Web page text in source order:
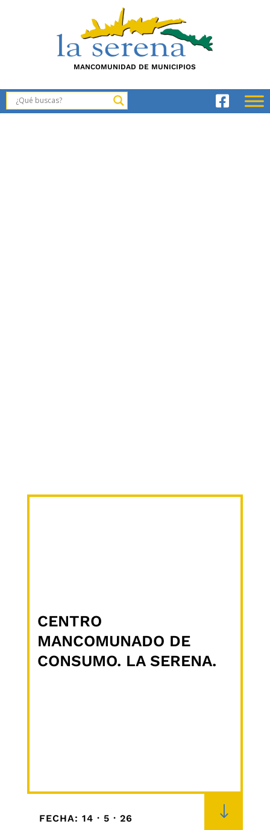
MANCOMUNIDAD DE MUNICIPIOS
CENTRO
MANCOMUNADO DE
CONSUMO. LA SERENA.
"
FECHA: 14 · 5 · 26